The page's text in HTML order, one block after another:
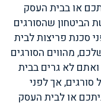
או בבית העסק
הביטחון שהסורגים
סכנת פריצות לבית
מהווים הסורגים
לא גרים בבית
סורגים, אך לפני
או לבית העסק